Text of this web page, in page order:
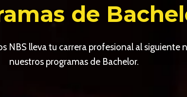
de
NBS lleva tu carrera profesional al siguiente
nuestros programas de Bachelor.